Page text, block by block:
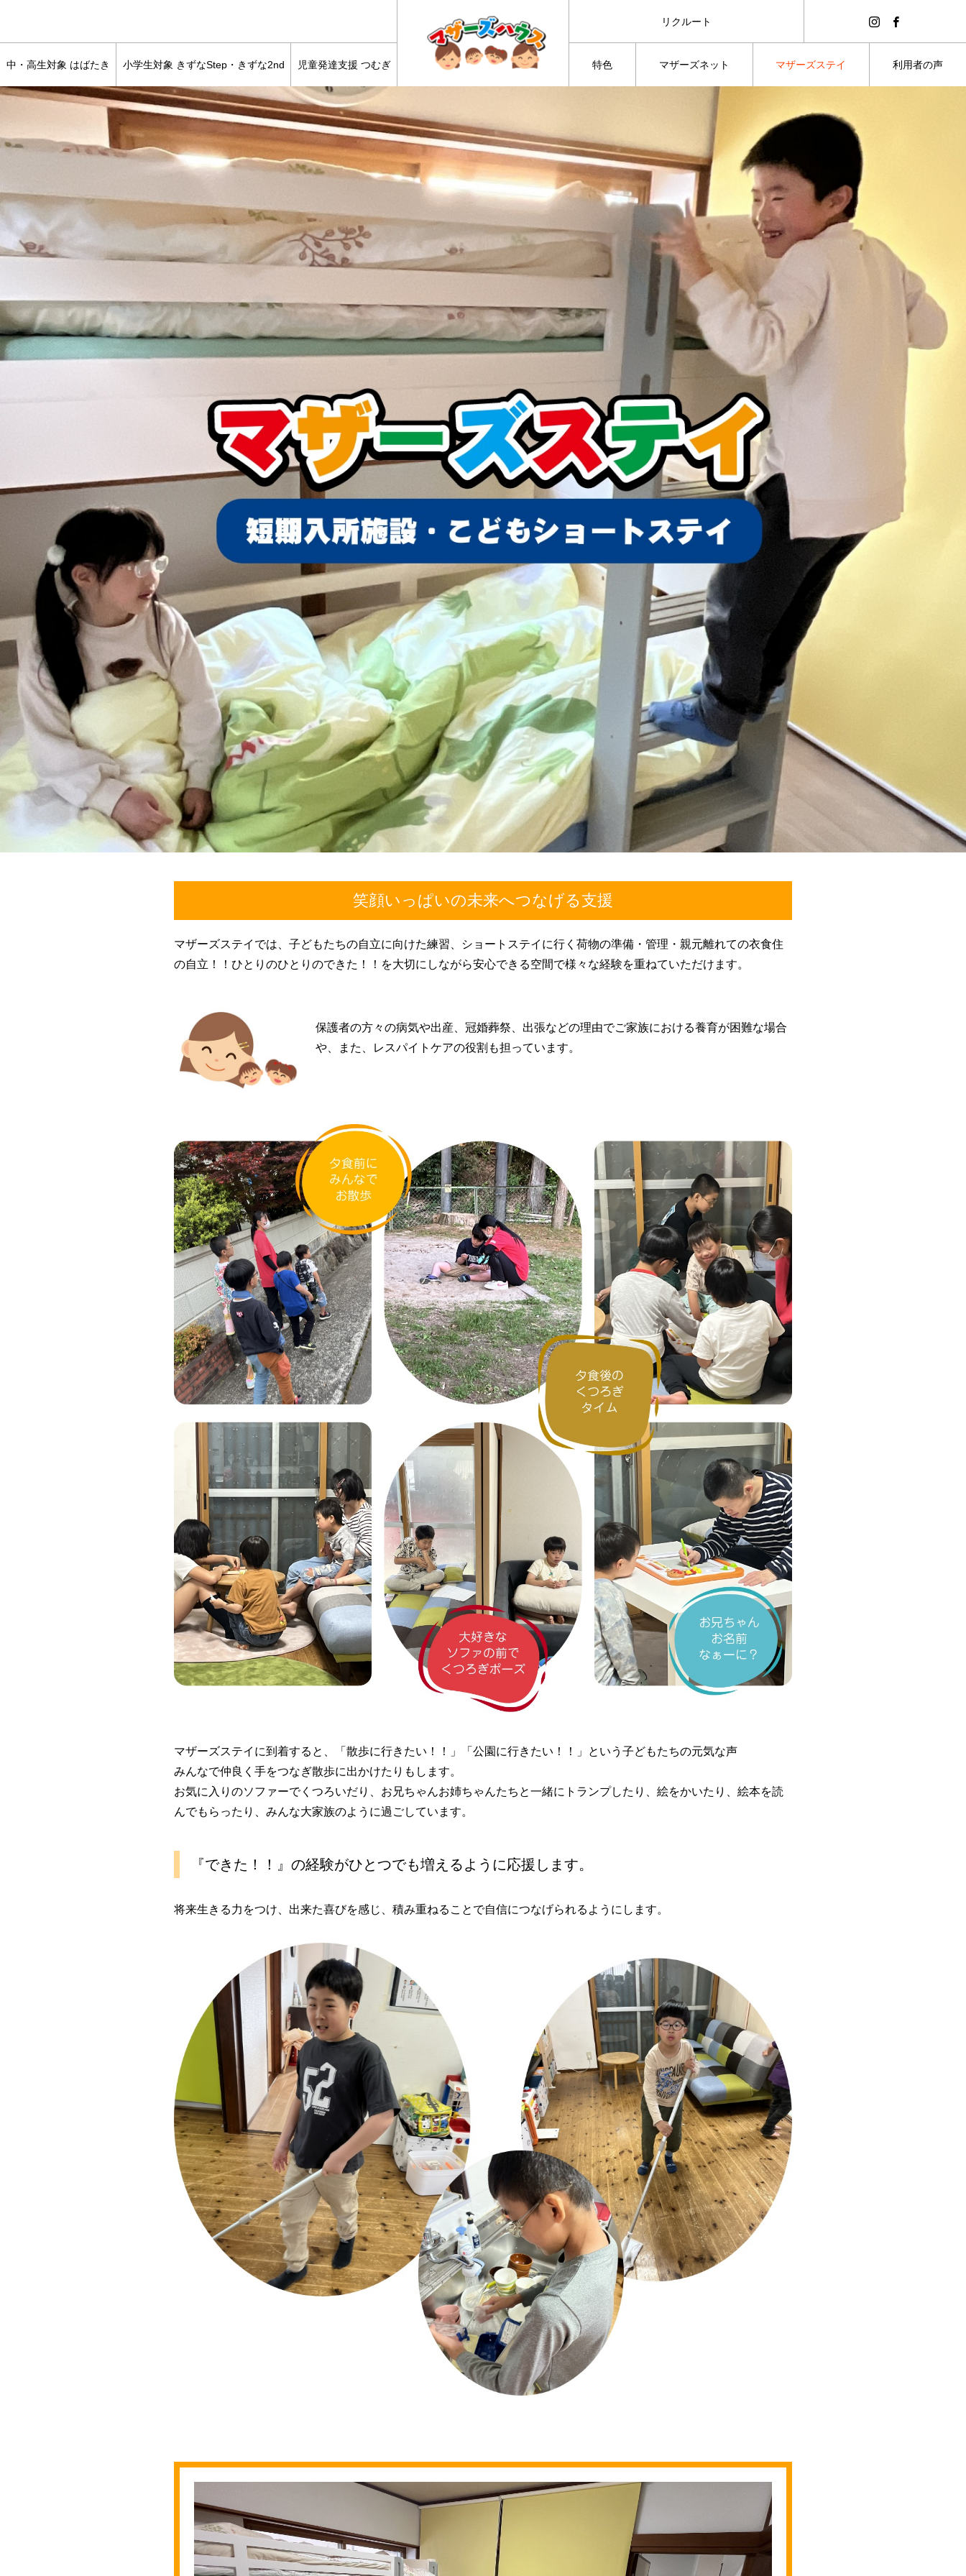
中・高生対象 はばたき 小学生対象 きずなStep・きずな2nd 児童発達支援 つむぎ 特色 マザーズネット マザーズステイ 利用者の声
リクルート
笑顔いっぱいの未来へつなげる支援
マザーズステイでは、子どもたちの自立に向けた練習、ショートステイに行く荷物の準備・管理・親元離れての衣食住
の自立！！ひとりのひとりのできた！！を大切にしながら安心できる空間で様々な経験を重ねていただけます。
保護者の方々の病気や出産、冠婚葬祭、出張などの理由でご家族における養育が困難な場合
や、また、レスパイトケアの役割も担っています。
マザーズステイに到着すると、「散歩に行きたい！！」「公園に行きたい！！」という子どもたちの元気な声
みんなで仲良く手をつなぎ散歩に出かけたりもします。
お気に入りのソファーでくつろいだり、お兄ちゃんお姉ちゃんたちと一緒にトランプしたり、絵をかいたり、絵本を読
んでもらったり、みんな大家族のように過ごしています。
『できた！！』の経験がひとつでも増えるように応援します。
将来生きる力をつけ、出来た喜びを感じ、積み重ねることで自信につなげられるようにします。